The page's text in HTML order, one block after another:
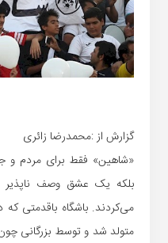
گزارش از :محمدرضا زائری
«شاهین» فقط برای مردم و
بلکه یک عشق وصف ناپذیر
متولد شد و توسط بزرگانی